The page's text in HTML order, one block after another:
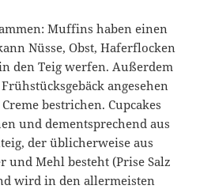
Muffins haben einen
Nüsse, Obst, Haferflocken
den Teig werfen. Außerdem
angesehen
bestrichen. Cupcakes
und dementsprechend aus
der üblicherweise aus
und Mehl besteht (Prise Salz
wird in den allermeisten